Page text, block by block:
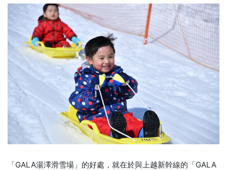
「GALA湯澤滑雪場」的好處，就在於與上越新幹線的「GALA